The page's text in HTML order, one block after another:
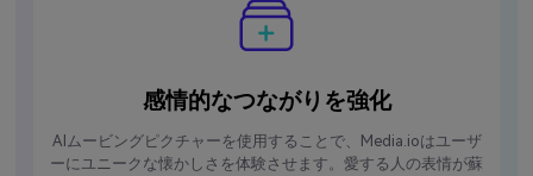
感情的なつながりを強化
AIムービングピクチャーを使用することで、Media.ioはユーザ
ーにユニークな懐かしさを体験させます。愛する人の表情が蘇